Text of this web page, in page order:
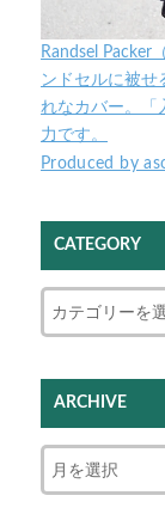
Randsel Packer
ンドセルに被せ
れなカバー。「
力です。
Produced by
CATEGORY
ARCHIVE